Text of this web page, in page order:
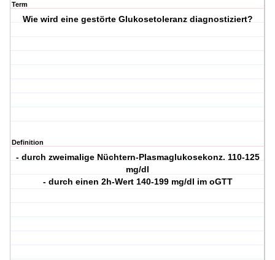
Term
Wie wird eine gestörte Glukosetoleranz diagnostiziert?
Definition
- durch zweimalige Nüchtern-Plasmaglukosekonz. 110-125
mg/dl
- durch einen 2h-Wert 140-199 mg/dl im oGTT